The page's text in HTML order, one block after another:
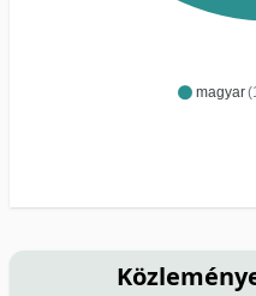
magyar